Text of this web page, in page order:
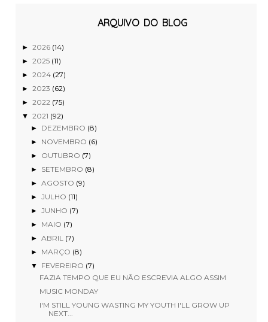
ARQUIVO DO BLOG
►2026 (14)
►2025 (11)
►2024 (27)
►2023 (62)
►2022 (75)
▼2021 (92)
► DEZEMBRO (8)
► NOVEMBRO (6)
► OUTUBRO (7)
► SETEMBRO (8)
► AGOSTO (9)
► JULHO (11)
► JUNHO (7)
► MAIO (7)
► ABRIL (7)
► MARÇO (8)
▼ FEVEREIRO (7)
FAZIA TEMPO QUE EU NÃO ESCREVIA ALGO ASSIM
MUSIC MONDAY
I'M STILL YOUNG WASTING MY YOUTH I'LL GROW UP
NEXT...